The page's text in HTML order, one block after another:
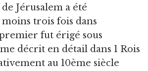
Jérusalem a été
trois fois dans
fut érigé sous
décrit en détail dans 1 Rois
au 10ème siècle